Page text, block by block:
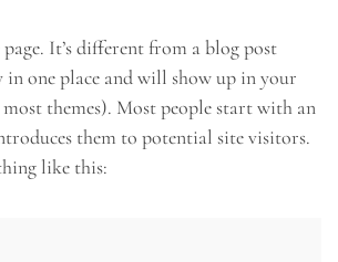
It’s different from a blog post
in one place and will show up in your
themes). Most people start with an
them to potential site visitors.
like this: